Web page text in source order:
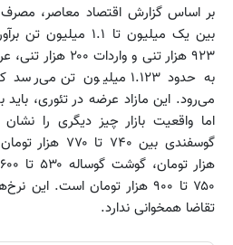
بر اساس گزارش اقتصاد معاصر، مصرف
بین یک میلیون تا ۱.۱
۹۲۳ هزار تنی و
به حدود ۱.۱۲۳ میلیون تن
می‌رود. این مازاد عرضه در تئوری،
اما واقعیت بازار چیز دیگری را
۷۵۰ تا ۹۰۰ هزار تومان است.
تقاضا همخوانی ندارد.